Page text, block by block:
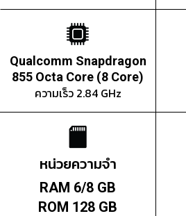
Qualcomm Snapdragon
855 Octa Core (8 Core)
ความเร็ว 2.84 GHz
หน่วยความจำ
RAM 6/8 GB
ROM 128 GB